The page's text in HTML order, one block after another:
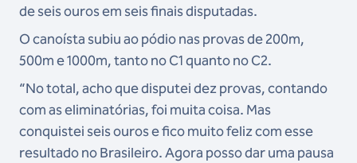
de seis ouros em seis finais disputadas.
O canoísta subiu ao pódio nas provas de 200m,
500m e 1000m, tanto no C1 quanto no C2.
“No total, acho que disputei dez provas, contando
com as eliminatórias, foi muita coisa. Mas
conquistei seis ouros e fico muito feliz com esse
resultado no Brasileiro. Agora posso dar uma pausa